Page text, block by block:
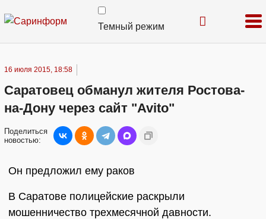
Темный режим
16 июля 2015, 18:58
Саратовец обманул жителя Ростова-
на-Дону через сайт "Avito"
Поделиться
новостью:
Он предложил ему раков
В Саратове полицейские раскрыли
мошенничество трехмесячной давности.